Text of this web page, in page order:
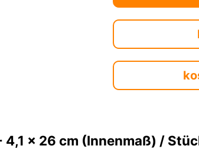
x 26 cm (Innenmaß) /